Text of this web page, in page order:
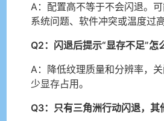
A：配置高不等于不会闪退。可
系统问题、软件冲突或温度过
Q2：闪退后提示“显存不足”怎
A：降低纹理质量和分辨率，
少显存占用。
Q3：只有三角洲行动闪退，其